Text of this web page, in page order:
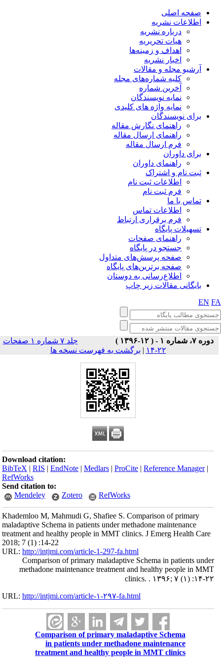
صفحه اصلی
اطلاعات نشریه
درباره نشریه
هیات تحریریه
اهداف و زمینه‌ها
اخبار نشریه
آرشیو مجله و مقالات
کلیه شماره‌های مجله
آخرین شماره
نمایه نویسندگان
نمایه واژه های کلیدی
برای نویسندگان
راهنمای نگارش مقاله
راهنمای ارسال مقاله
فرم ارسال مقاله
برای داوران
راهنمای داوران
ثبت نام و اشتراک
اطلاعات ثبت نام
فرم ثبت نام
تماس با ما
اطلاعات تماس
فرم برقراری ارتباط
تسهیلات پایگاه
راهنمای صفحات
جستجو در پایگاه
صفحه پرسش‌های متداول
صفحه برترین‌های پایگاه
اطلاع‌رسانی به دوستان
بایگانی مقالات زیر چاپ
EN
دوره ۷، شماره ۱ - ( ۱۲-۱۳۹۶ )
جلد ۷ شماره ۱ صفحات
۲۲-۱۴
| برگشت به فهرست نسخه ها
Download citation:
BibTeX |RIS |EndNote |Medlars |ProCite |Reference Manager
RefWorks
Send citation to:
Mendeley
Zotero RefWorks
Khademloo M, Mahmudi G, Shafiee S. Comparison of primary
maladaptive Schema in patients under methadone maintenance
treatment and healthy people in MMT clinics. J Emerg Health Care
2018; 7 (1) :14-22
URL:http://intjmi.com/article-1-297-fa.html
Comparison of primary maladaptive Schema in patients under
methadone maintenance treatment and healthy people in MMT
clinics. . ۱۳۹۶; ۷ (۱) :۱۴-۲۲
URL:http://intjmi.com/article-۱-۲۹۷-fa.html
Comparison of primary maladaptive Schema
in patients under methadone maintenance
treatment and healthy people in MMT clinics